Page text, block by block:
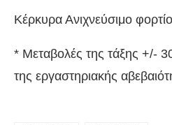
Κέρκυρα Ανιχνεύσιμο φορτίο
* Μεταβολές της τάξης +/-
της εργαστηριακής